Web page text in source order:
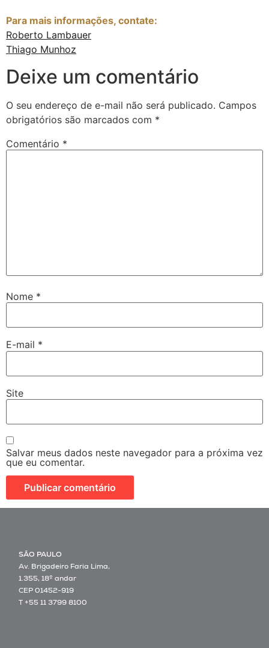
Para mais informações, contate:
Roberto Lambauer
Thiago Munhoz
Deixe um comentário
O seu endereço de e-mail não será publicado. Campos
obrigatórios são marcados com *
Comentário *
Nome *
E-mail *
Site
Salvar meus dados neste navegador para a próxima vez
que eu comentar.
SÃO PAULO
Av. Brigadeiro Faria Lima,
1.355, 18º andar
CEP 01452-919
T +55 11 3799 8100